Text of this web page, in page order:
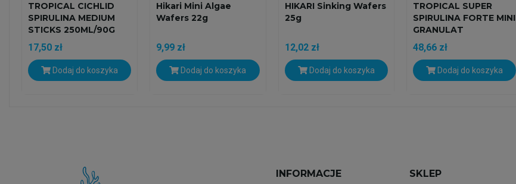
TROPICAL CICHLID
SPIRULINA MEDIUM
STICKS 250ML/90G
17,50 zł
Dodaj do koszyka
Hikari Mini Algae
Wafers 22g
9,99 zł
Dodaj do koszyka
HIKARI Sinking Wafers
25g
12,02 zł
Dodaj do koszyka
TROPICAL SUPER
SPIRULINA FORTE MINI
GRANULAT
250ML/140G
48,66 zł
Dodaj do koszyka
INFORMACJE SKLEP